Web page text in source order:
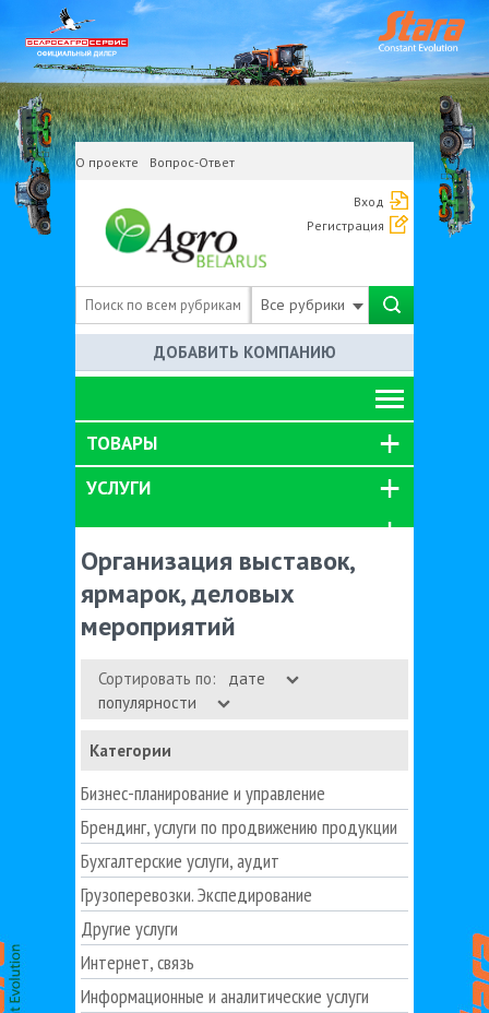
О проекте Вопрос-Ответ
Вход
Регистрация
Все рубрики
ДОБАВИТЬ КОМПАНИЮ
ТОВАРЫ
УСЛУГИ
Организация выставок,
ярмарок, деловых
мероприятий
Сортировать по:
дате
популярности
Категории
Бизнес-планирование и управление
Брендинг, услуги по продвижению продукции
Бухгалтерские услуги, аудит
Грузоперевозки. Экспедирование
Другие услуги
Интернет, связь
Информационные и аналитические услуги